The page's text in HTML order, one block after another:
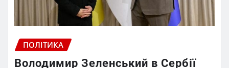
ПОЛІТИКА
Володимир Зеленський в Сербії